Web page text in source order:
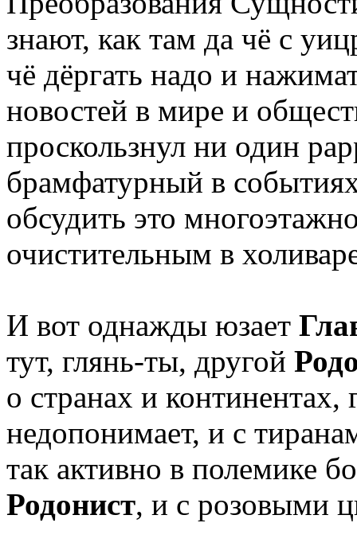
знают, как там да чё с
чё дёргать надо и
новостей в мире и
проскользнул ни один
брамфатурный в
обсудить это
очистительным в
И вот однажды юзает
тут, глянь-ты, другой
о странах и континентах,
недопонимает, и с
так активно в полемике
Родонист, и с розовыми